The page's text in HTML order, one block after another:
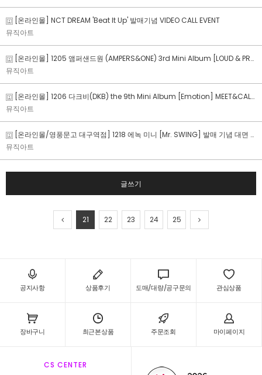
[온라인몰] NCT DREAM 'Beat It Up' 발매기념 VIDEO CALL EVENT
뮤직아트
[온라인몰] 1205 앰퍼샌드원 (AMPERS&ONE) 3rd Mini Album [LOUD & PROUD] MEET&CALL FAN SIGN EVENT
뮤직아트
[온라인몰] 1206 다크비(DKB) the 9th Mini Album [Emotion] MEET&CALL FAN SIGN EVENT
뮤직아트
[온라인몰/영풍문고 대구역점] 1218 에녹 미니 [Mr. SWING] 발매 기념 대면 팬사인회 in 대구
뮤직아트
글쓰기
21 22 23 24 25
공지사항 상품후기 도매/대량/공구문의 관심상품
장바구니 최근본상품 주문조회 마이페이지
CS CENTER